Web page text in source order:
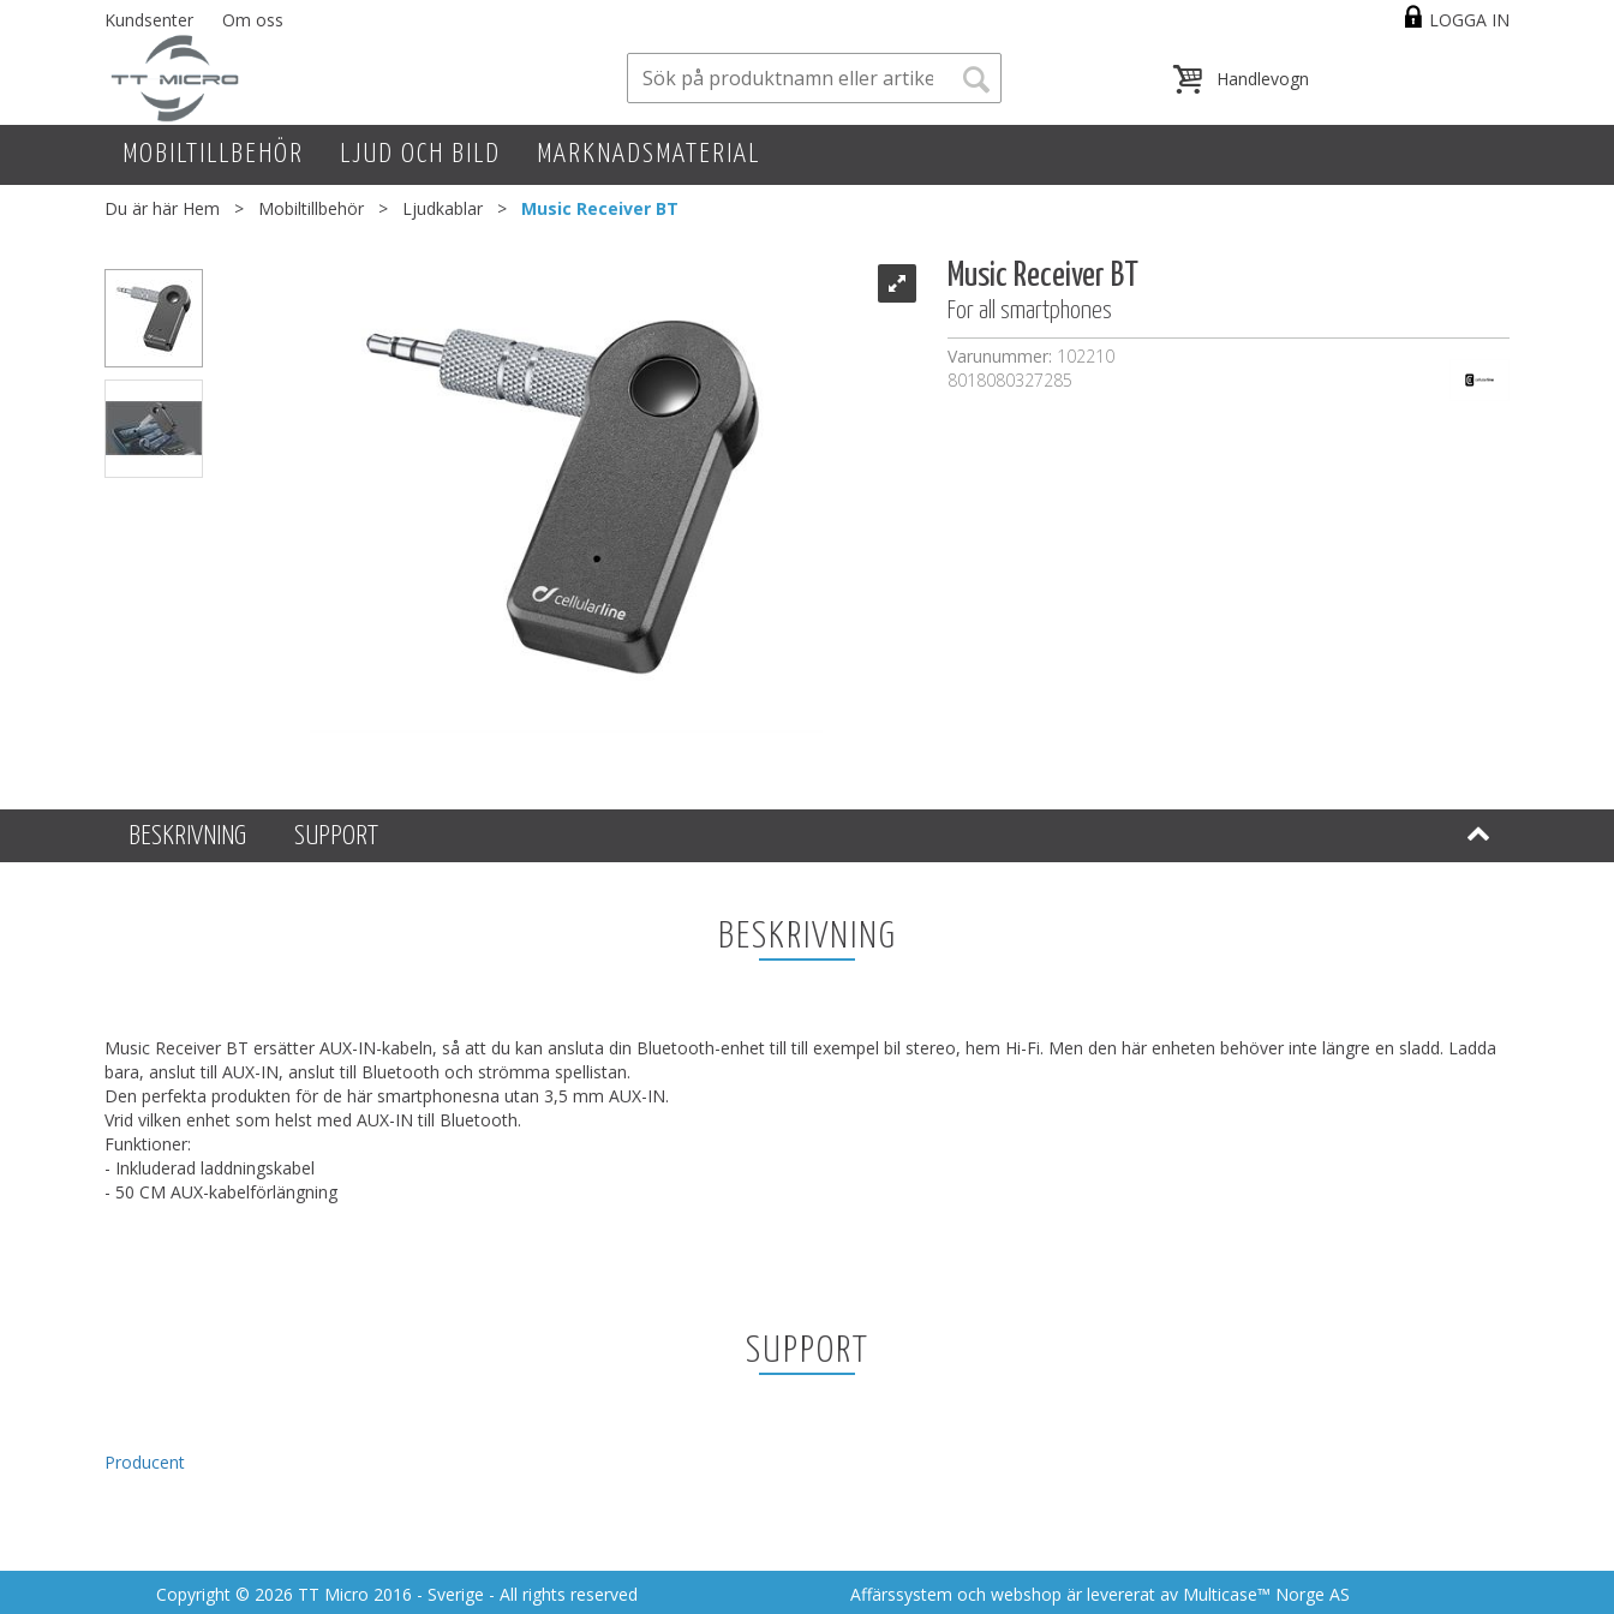
LOGGA IN
Kundsenter Om oss
MOBILTILLBEHÖR LJUD OCH BILD MARKNADSMATERIAL
Du är här Hem > Mobiltillbehör > Ljudkablar > Music Receiver BT
Music Receiver BT
For all smartphones
Varunummer: 102210
8018080327285
BESKRIVNING SUPPORT
BESKRIVNING
Music Receiver BT ersätter AUX-IN-kabeln, så att du kan ansluta din Bluetooth-enhet till till exempel bil stereo, hem Hi-Fi. Men den här enheten behöver inte längre en sladd. Ladda
bara, anslut till AUX-IN, anslut till Bluetooth och strömma spellistan.
Den perfekta produkten för de här smartphonesna utan 3,5 mm AUX-IN.
Vrid vilken enhet som helst med AUX-IN till Bluetooth.
Funktioner:
- Inkluderad laddningskabel
- 50 CM AUX-kabelförlängning
SUPPORT
Producent
Copyright © 2026 TT Micro 2016 - Sverige - All rights reserved Affärssystem och webshop är levererat av Multicase™ Norge AS